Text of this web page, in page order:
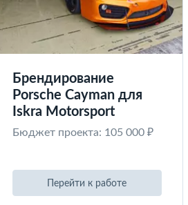
Брендирование
Porsche Cayman для
Iskra Motorsport
Бюджет проекта: 105 000 ₽
Перейти к работе